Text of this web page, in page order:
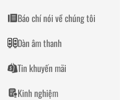
Báo chí nói về chúng tôi
Dàn âm thanh
Tin khuyến mãi
Kinh nghiệm